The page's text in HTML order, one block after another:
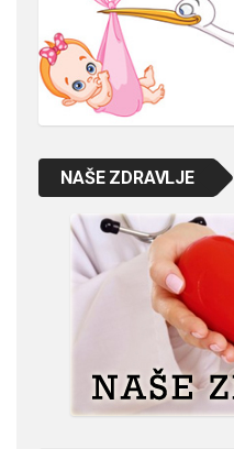
NAŠE ZDRAVLJE